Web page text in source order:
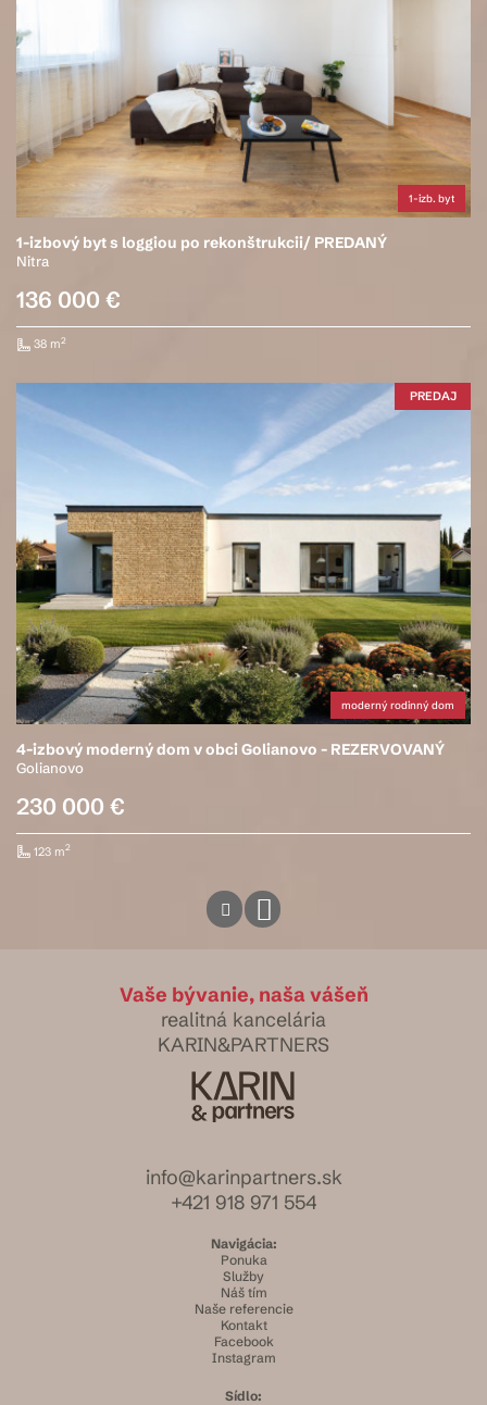
1-izb. byt
1-izbový byt s loggiou po rekonštrukcii/ PREDANÝ
Nitra
136 000 €
38 m2
PREDAJ
moderný rodinný dom
4-izbový moderný dom v obci Golianovo - REZERVOVANÝ
Golianovo
230 000 €
123 m2
Vaše bývanie, naša vášeň
realitná kancelária
KARIN&PARTNERS
info@karinpartners.sk
+421 918 971 554
Navigácia:
Ponuka
Služby
Náš tím
Naše referencie
Kontakt
Facebook
Instagram
Sídlo: